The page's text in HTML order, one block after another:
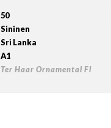
50
Sininen
Sri Lanka
A1
Ter Haar Ornamental Fl